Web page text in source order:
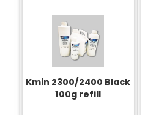
Kmin 2300/2400 Black
100g refill